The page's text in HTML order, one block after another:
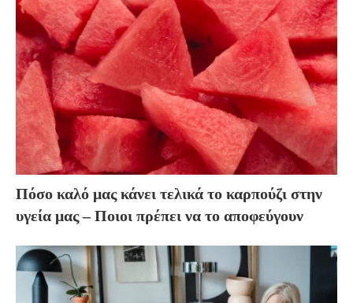
Πόσο καλό μας κάνει τελικά το καρπούζι στην
υγεία μας – Ποιοι πρέπει να το αποφεύγουν